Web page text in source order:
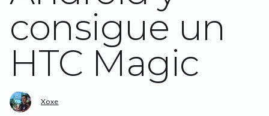
consigue un
HTC Magic
Xoxe